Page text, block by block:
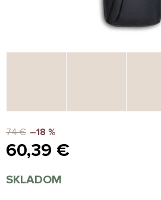
74 € –18 %
60,39 €
cena:
SKLADOM